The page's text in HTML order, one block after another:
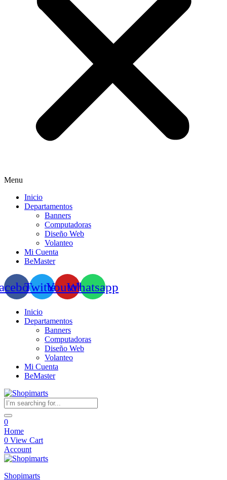
Menu
Inicio
Departamentos
Banners
Computadoras
Diseño Web
Volanteo
Mi Cuenta
BeMaster
TwitterYoutubeWhatsapp
Inicio
Departamentos
Banners
Computadoras
Diseño Web
Volanteo
Mi Cuenta
BeMaster
0
Home
0 View Cart
Account
Shopimarts